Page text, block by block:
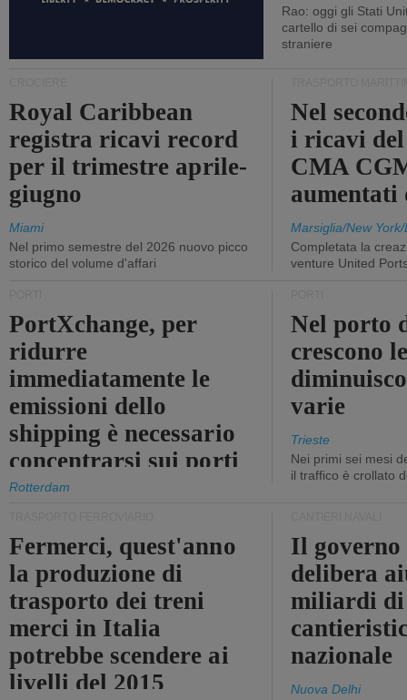
Rao: oggi gli Stati
cartello di sei
straniere
Royal Caribbean
registra ricavi record
per il trimestre aprile-
giugno
Miami
Nel primo semestre del 2026 nuovo picco
storico del volume d'affari
Nel
i ricavi
CMA
aumentati
Marsiglia/New
Completata la
venture United
PortXchange, per
ridurre
immediatamente le
emissioni dello
shipping è necessario
concentrarsi sui porti
Rotterdam
Nel porto
crescono
varie
Trieste
Nei primi sei mesi
il traffico è crollato
Fermerci, quest'anno
la produzione di
trasporto dei treni
merci in Italia
potrebbe scendere ai
livelli del 2015
Il
delibera
miliardi
nazionale
Nuova Delhi